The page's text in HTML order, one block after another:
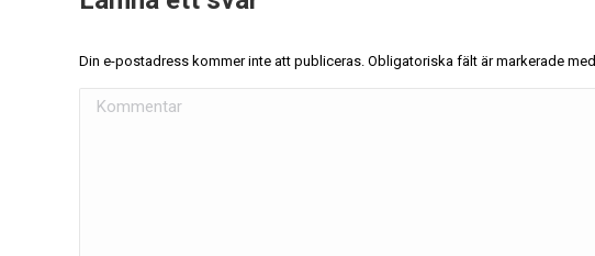
Din e-postadress kommer inte att publiceras. Obligatoriska fält är markerade med
Kommentar